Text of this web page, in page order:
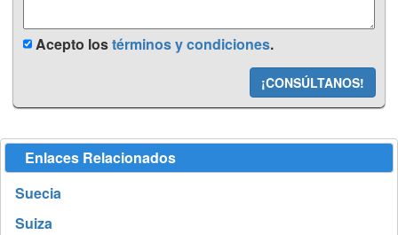
Acepto lostérminos y condiciones.
¡CONSÚLTANOS!
Enlaces Relacionados
Suecia
Suiza